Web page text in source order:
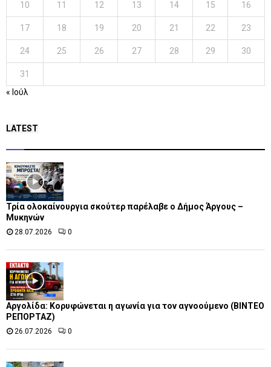
10 11 12 13 14 15 16
17 18 19 20 21 22 23
24 25 26 27 28 29 30
31
« Ιούλ
LATEST
Τρία ολοκαίνουργια σκούτερ παρέλαβε o Δήμος Άργους –
Μυκηνών
28.07.2026 0
Αργολίδα: Κορυφώνεται η αγωνία για τον αγνοούμενο (ΒΙΝΤΕΟ
ΡΕΠΟΡΤΑΖ)
26.07.2026 0